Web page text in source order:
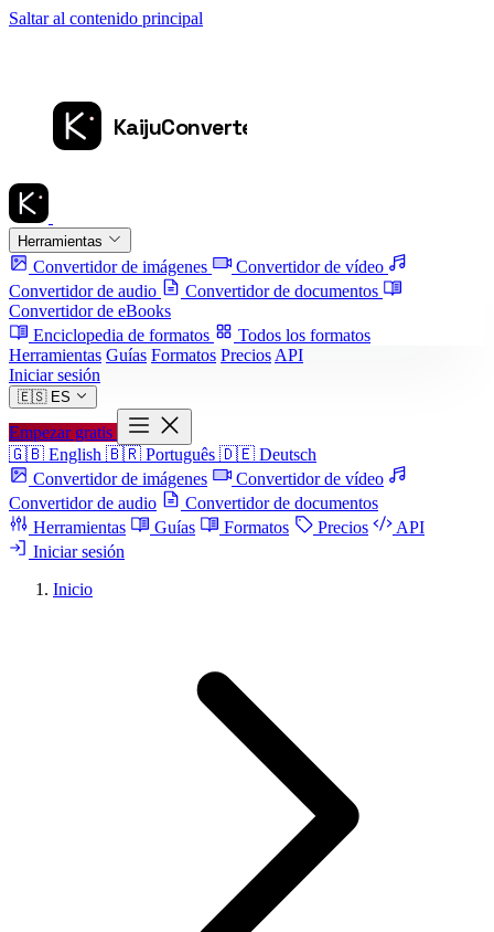
Saltar al contenido principal
Herramientas
Convertidor de imágenes
Convertidor de vídeo
Convertidor de audio
Convertidor de documentos
Convertidor de eBooks
Enciclopedia de formatos
Todos los formatos
Herramientas Guías Formatos Precios API
Iniciar sesión
🇪🇸 ES
Empezar gratis
🇬🇧 English 🇧🇷 Português 🇩🇪 Deutsch
Convertidor de imágenes
Convertidor de vídeo
Convertidor de audio
Convertidor de documentos
Herramientas
Guías Formatos Precios
API
Iniciar sesión
Inicio